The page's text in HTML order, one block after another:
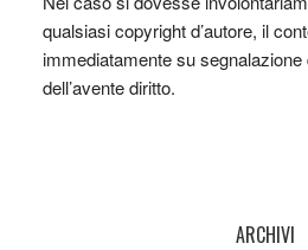
qualsiasi copyright d’autore, il
immediatamente su segnalazione
dell’avente diritto.
ARCHIVI